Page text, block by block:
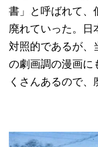
書」と呼ばれて、
廃れていった。日
対照的であるが、
の劇画調の漫画に
くさんあるので、